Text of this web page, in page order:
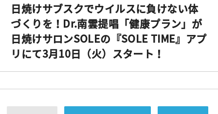
日焼けサブスクでウイルスに負けない体
づくりを！Dr.南雲提唱「健康プラン」が
日焼けサロンSOLEの『SOLE TIME』アプ
リにて3月10日（火）スタート！